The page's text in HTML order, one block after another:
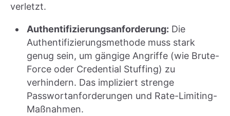
verletzt.
Authentifizierungsanforderung: Die
Authentifizierungsmethode muss stark
genug sein, um gängige Angriffe (wie Brute-
Force oder Credential Stuffing) zu
verhindern. Das impliziert strenge
Passwortanforderungen und Rate-Limiting-
Maßnahmen.